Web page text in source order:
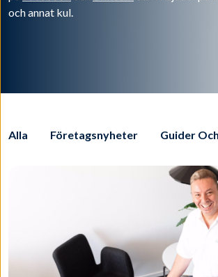
och annat kul.
Alla Företagsnyheter Guider